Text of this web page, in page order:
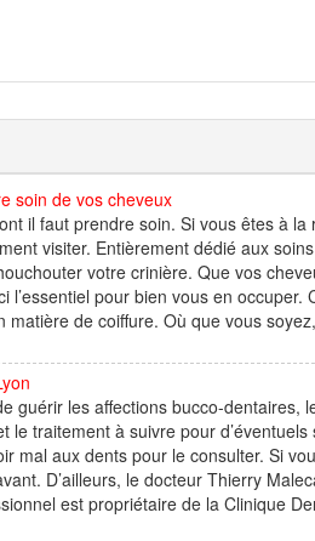
soin de vos cheveux
il faut prendre soin. Si vous êtes à
visiter. Entièrement dédié aux
votre crinière. Que vos
l’essentiel pour bien vous en
matière de coiffure. Où que vous
guérir les affections bucco-dentaires,
le traitement à suivre pour
mal aux dents pour le consulter. Si
D’ailleurs, le docteur Thierry
est propriétaire de la Clinique